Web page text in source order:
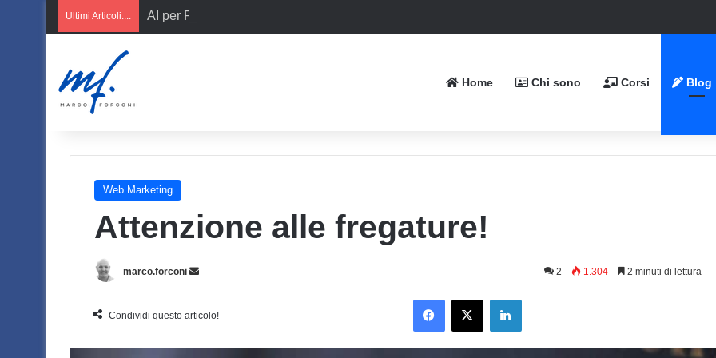
Ultimi Articoli.... AI per PMI italiane
Home Chi sono Corsi Blog
Web Marketing
Attenzione alle fregature!
marco.forconi
Invia
2 1.304 2 minuti di lettura
Condividi questo articolo!
Facebook
X LinkedIn